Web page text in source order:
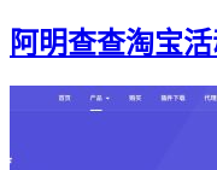
阿明查查淘宝